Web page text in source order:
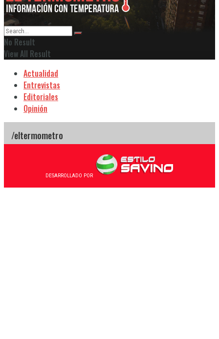
No Result
View All Result
Actualidad
Entrevistas
Editoriales
Opinión
DESARROLLADO POR